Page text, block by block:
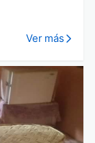
Ver más